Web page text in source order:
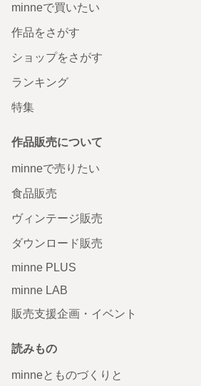
minneで買いたい
作品をさがす
ショップをさがす
ランキング
特集
作品販売について
minneで売りたい
食品販売
ヴィンテージ販売
ダウンロード販売
minne PLUS
minne LAB
販売支援企画・イベント
読みもの
minneとものづくりと